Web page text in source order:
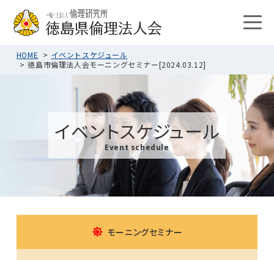
HOME
イベントスケジュール
徳島市倫理法人会モーニングセミナー[2024.03.12]
イベントスケジュール
Event schedule
モーニングセミナー